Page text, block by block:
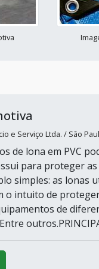
e Serviço Ltda. / São
de lona em PVC
para proteger as
simples: as lonas
o intuito de
de